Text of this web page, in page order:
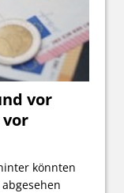
vor
könnten